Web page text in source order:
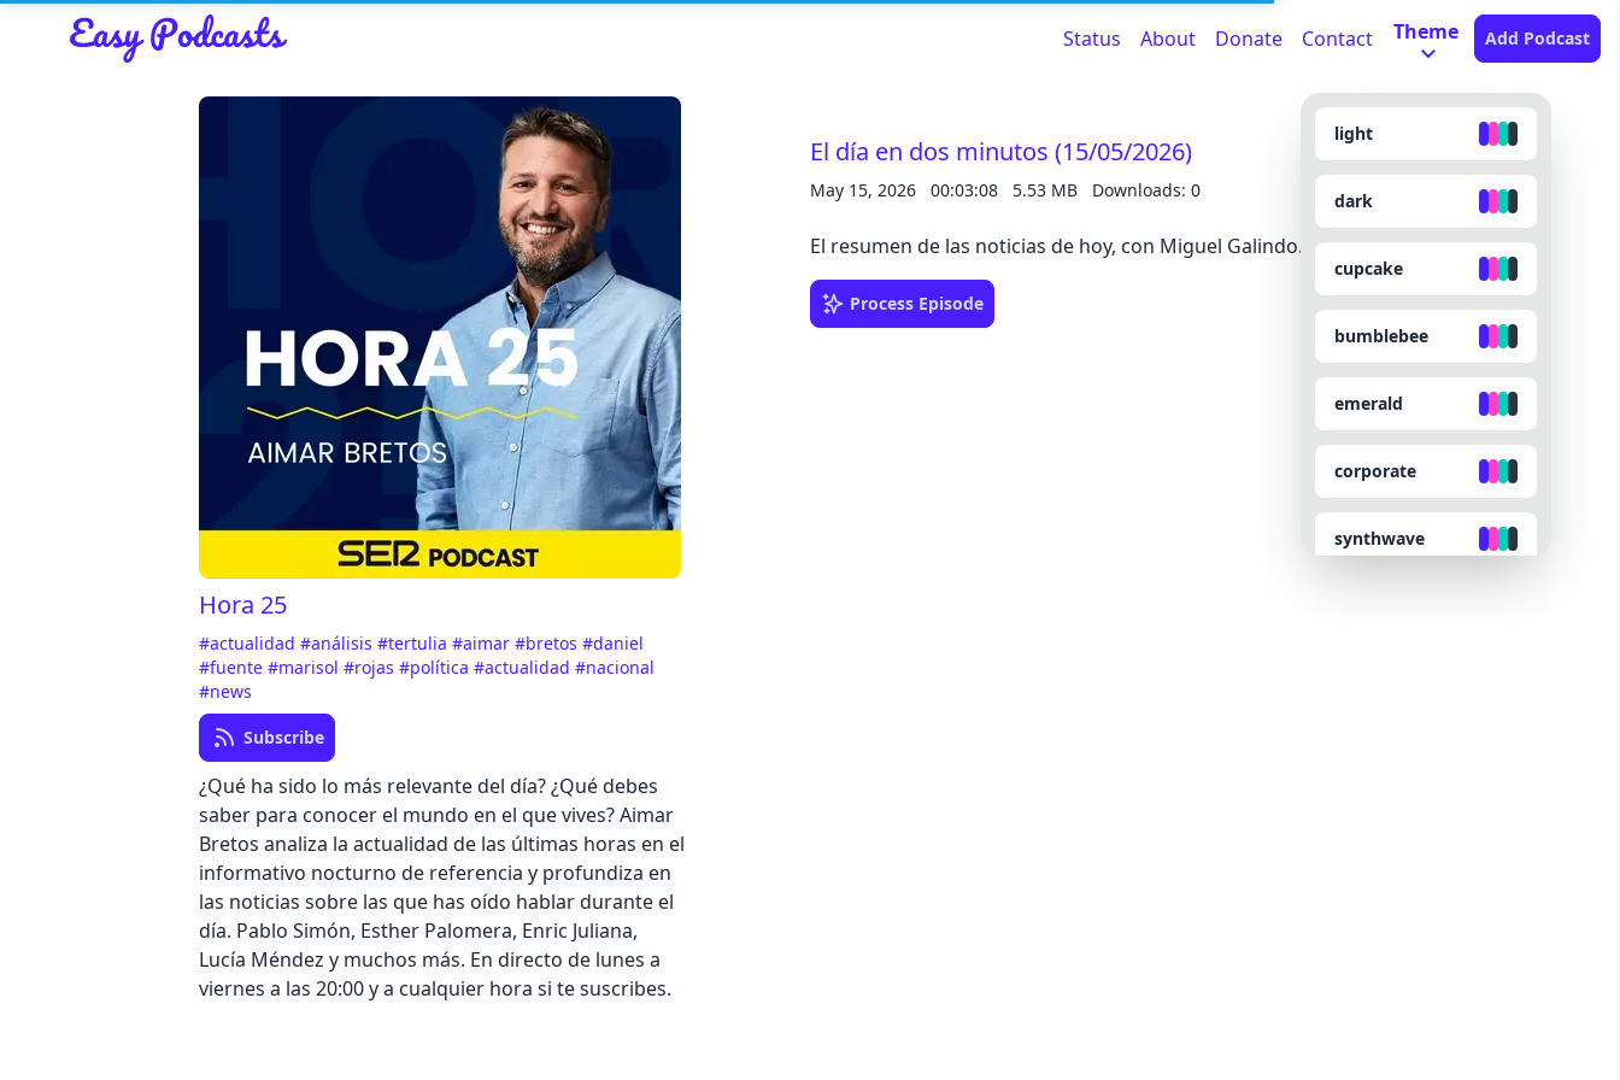
Read about our content policies here
Status About Donate Contact Theme
light
dark
cupcake
bumblebee
emerald
corporate
synthwave
Add Podcast
Hora 25
#actualidad#análisis#tertulia#aimar#bretos#daniel
#fuente#marisol#rojas#política#actualidad#nacional
#news
Subscribe
¿Qué ha sido lo más relevante del día? ¿Qué debes
saber para conocer el mundo en el que vives? Aimar
Bretos analiza la actualidad de las últimas horas en el
informativo nocturno de referencia y profundiza en
las noticias sobre las que has oído hablar durante el
día. Pablo Simón, Esther Palomera, Enric Juliana,
Lucía Méndez y muchos más. En directo de lunes a
viernes a las 20:00 y a cualquier hora si te suscribes.
Cancel
El día en dos minutos (15/05/2026)
May 15, 2026 00:03:08 5.53 MB Downloads: 0
El resumen de las noticias de hoy, con Miguel Galindo.
Process Episode